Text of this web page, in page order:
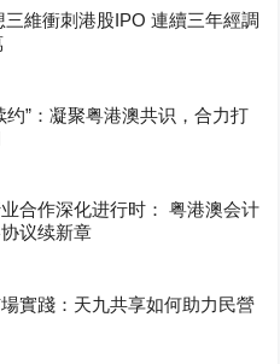
維衝刺港股IPO 連續三年經調
约”：凝聚粤港澳共识，合力打
合作深化进行时： 粤港澳会计
议续新章
實踐：天九共享如何助力民營